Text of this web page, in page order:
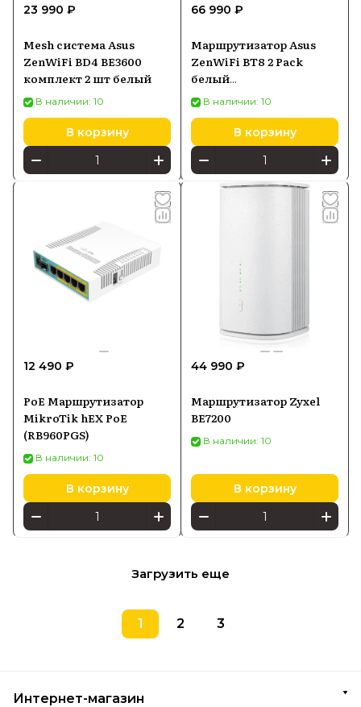
23 990 ₽
Mesh система Asus
ZenWiFi BD4 BE3600
комплект 2 шт белый
В наличии: 10
В корзину
66 990 ₽
Маршрутизатор Asus
ZenWiFi BT8 2 Pack
белый
(90IG0930MO3B20)
В наличии: 10
В корзину
12 490 ₽
PoE Маршрутизатор
MikroTik hEX PoE
(RB960PGS)
В наличии: 10
В корзину
44 990 ₽
Маршрутизатор Zyxel
BE7200
В наличии: 10
В корзину
Загрузить еще
1 2 3
Интернет-магазин